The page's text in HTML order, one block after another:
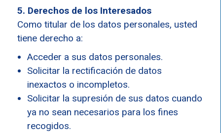
5. Derechos de los Interesados
Como titular de los datos personales, usted
tiene derecho a:
Acceder a sus datos personales.
Solicitar la rectificación de datos
inexactos o incompletos.
Solicitar la supresión de sus datos cuando
ya no sean necesarios para los fines
recogidos.